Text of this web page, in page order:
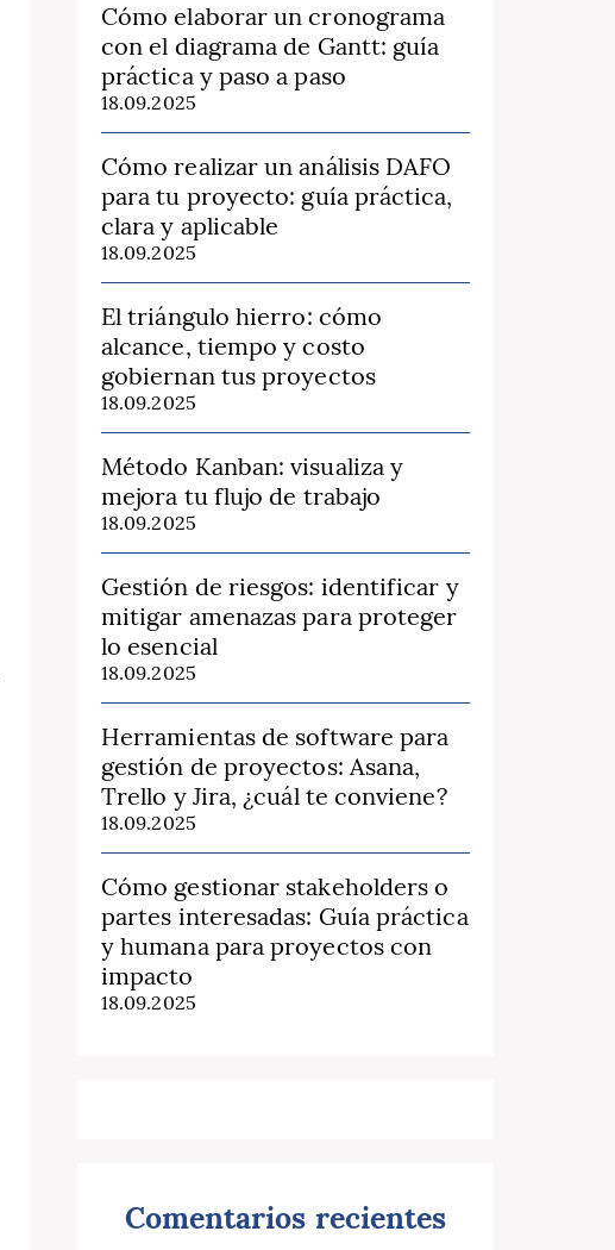
Cómo elaborar un cronograma
con el diagrama de Gantt: guía
práctica y paso a paso
18.09.2025
Cómo realizar un análisis DAFO
para tu proyecto: guía práctica,
clara y aplicable
18.09.2025
El triángulo hierro: cómo
alcance, tiempo y costo
gobiernan tus proyectos
18.09.2025
Método Kanban: visualiza y
mejora tu flujo de trabajo
18.09.2025
Gestión de riesgos: identificar y
mitigar amenazas para proteger
lo esencial
18.09.2025
Herramientas de software para
gestión de proyectos: Asana,
Trello y Jira, ¿cuál te conviene?
18.09.2025
Cómo gestionar stakeholders o
partes interesadas: Guía práctica
y humana para proyectos con
impacto
18.09.2025
Comentarios recientes